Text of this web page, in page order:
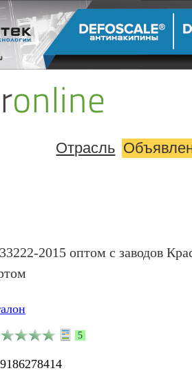
Отрасль
2015 оптом с заводов
5